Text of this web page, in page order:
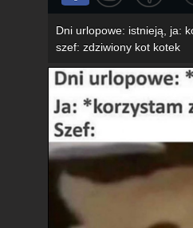
Dni urlopowe: istnieją, ja:
szef: zdziwiony kot kotek